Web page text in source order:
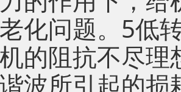
化问题。5低
的阻抗不尽
波所引起的